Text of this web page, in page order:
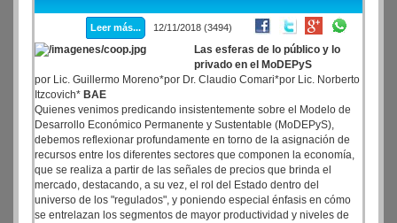
Leer más... 12/11/2018 (3494)
Las esferas de lo público y lo
privado en el MoDEPyS
por Lic. Guillermo Moreno*por Dr. Claudio Comari*por Lic. Norberto
Itzcovich* BAE
Quienes venimos predicando insistentemente sobre el Modelo de
Desarrollo Económico Permanente y Sustentable (MoDEPyS),
debemos reflexionar profundamente en torno de la asignación de
recursos entre los diferentes sectores que componen la economía,
que se realiza a partir de las señales de precios que brinda el
mercado, destacando, a su vez, el rol del Estado dentro del
universo de los "regulados", y poniendo especial énfasis en cómo
se entrelazan los segmentos de mayor productividad y niveles de